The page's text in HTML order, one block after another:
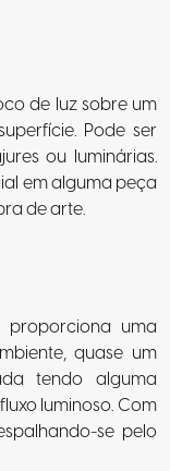
de luz sobre um
Pode ser
ou luminárias.
em alguma peça
de arte.
uma
quase um
tendo alguma
luminoso. Com
se pelo